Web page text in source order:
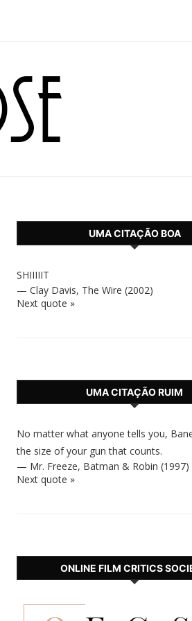
UMA CITAÇÃO BOA
SHIIIIIT
— Clay Davis, The Wire (2002)
Next quote »
UMA CITAÇÃO RUIM
No matter what anyone tells you,
the size of your gun that counts.
— Mr. Freeze, Batman & Robin (1997)
Next quote »
ONLINE FILM CRITICS